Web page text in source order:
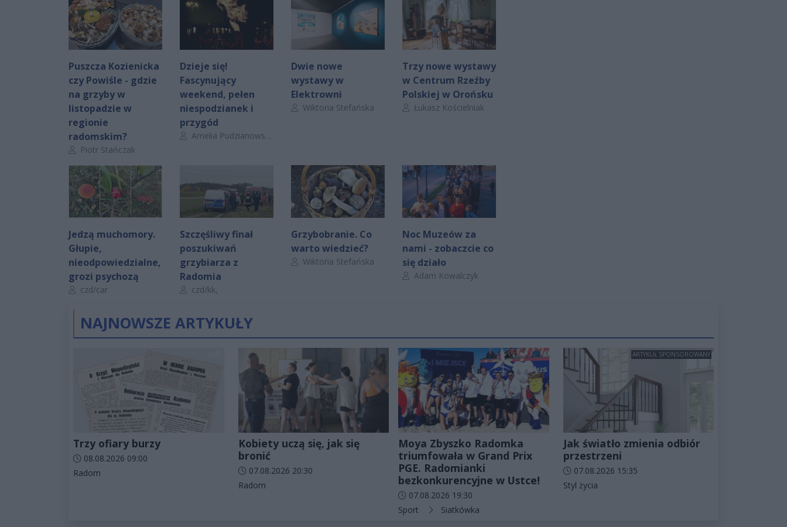
Puszcza Kozienicka
czy Powiśle - gdzie
na grzyby w
listopadzie w
regionie
radomskim?
Autor artykułu:
Piotr Stańczak
Dzieje się!
Fascynujący
weekend, pełen
niespodzianek i
przygód
Autor artykułu:
Amelia Pudzianowska
Dwie nowe
wystawy w
Elektrowni
Autor artykułu:
Wiktoria Stefańska
Trzy nowe wystawy
w Centrum Rzeźby
Polskiej w Orońsku
Autor artykułu:
Łukasz Kościelniak
Jedzą muchomory.
Głupie,
nieodpowiedzialne,
grozi psychozą
Autor artykułu:
czd/car
Szczęśliwy finał
poszukiwań
grzybiarza z
Radomia
Autor artykułu:
czd/kk,
Grzybobranie. Co
warto wiedzieć?
Autor artykułu:
Wiktoria Stefańska
Noc Muzeów za
nami - zobaczcie co
się działo
Autor artykułu:
Adam Kowalczyk
NAJNOWSZE ARTYKUŁY
Trzy ofiary burzy
Data dodania artykułu:
08.08.2026 09:00
Kategorie artykułu:
Radom
Kobiety uczą się, jak się
bronić
Data dodania artykułu:
07.08.2026 20:30
Kategorie artykułu:
Radom
Moya Zbyszko Radomka
triumfowała w Grand Prix
PGE. Radomianki
bezkonkurencyjne w Ustce!
Data dodania artykułu:
07.08.2026 19:30
Kategorie artykułu:
Sport Siatkówka
ARTYKUŁ SPONSOROWANY
Jak światło zmienia odbiór
przestrzeni
Data dodania artykułu:
07.08.2026 15:35
Kategorie artykułu:
Styl życia